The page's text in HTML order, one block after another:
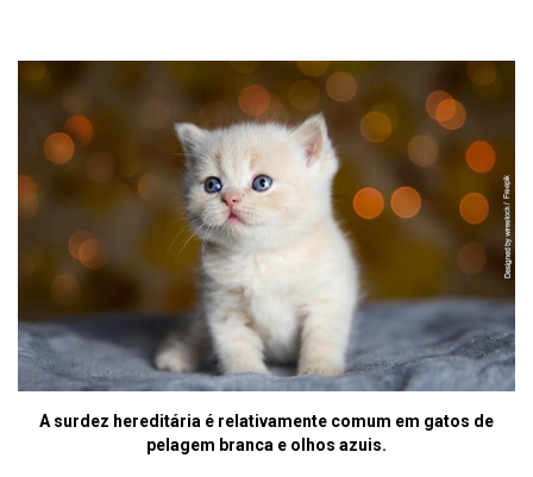
A surdez hereditária é relativamente comum em gatos de
pelagem branca e olhos azuis.